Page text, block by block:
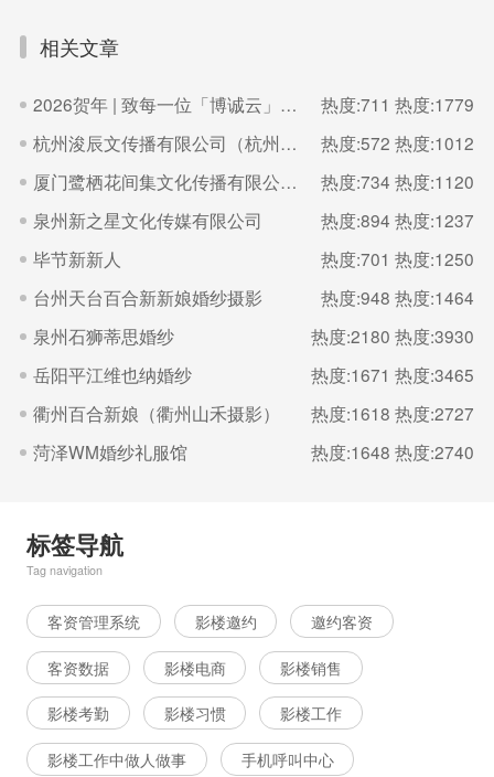
相关文章
2026贺年 | 致每一位「博诚云」的家人 热度:711 热度:1779
杭州浚辰文传播有限公司（杭州无界影像空间）
热度:572 热度:1012
厦门鹭栖花间集文化传播有限公司（福建厦门良辰集摄影）
热度:734 热度:1120
泉州新之星文化传媒有限公司
热度:894 热度:1237
毕节新新人
热度:701 热度:1250
台州天台百合新新娘婚纱摄影
热度:948 热度:1464
泉州石狮蒂思婚纱
热度:2180 热度:3930
岳阳平江维也纳婚纱
热度:1671 热度:3465
衢州百合新娘（衢州山禾摄影）
热度:1618 热度:2727
菏泽WM婚纱礼服馆
热度:1648 热度:2740
标签导航
Tag navigation
客资管理系统 影楼邀约 邀约客资
客资数据 影楼电商 影楼销售
影楼考勤 影楼习惯 影楼工作
影楼工作中做人做事 手机呼叫中心